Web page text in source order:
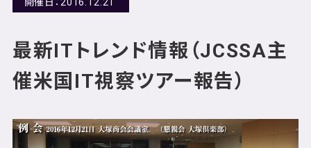
最新ITトレンド情報（JCSSA主
催米国IT視察ツアー報告）
開催日：2016.12.21